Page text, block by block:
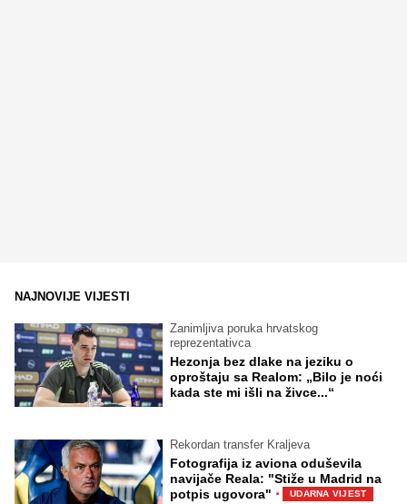
NAJNOVIJE VIJESTI
Zanimljiva poruka hrvatskog
reprezentativca
Hezonja bez dlake na jeziku o
oproštaju sa Realom: „Bilo je noći
kada ste mi išli na živce...“
Rekordan transfer Kraljeva
Fotografija iz aviona oduševila
navijače Reala: "Stiže u Madrid na
potpis ugovora" · UDARNA VIJEST